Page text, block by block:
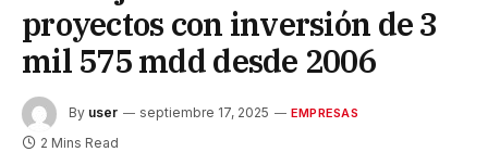
proyectos con inversión de 3
mil 575 mdd desde 2006
By user septiembre 17, 2025 EMPRESAS
2 Mins Read